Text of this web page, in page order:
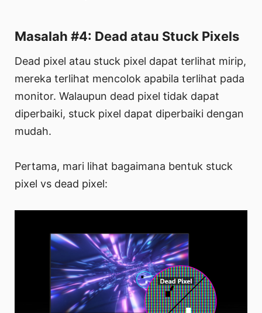
Masalah #4: Dead atau Stuck Pixels
Dead pixel atau stuck pixel dapat terlihat mirip,
mereka terlihat mencolok apabila terlihat pada
monitor. Walaupun dead pixel tidak dapat
diperbaiki, stuck pixel dapat diperbaiki dengan
mudah.
Pertama, mari lihat bagaimana bentuk stuck
pixel vs dead pixel: